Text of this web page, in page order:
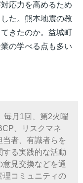
応力を高めるため
た。熊本地震の教
きたのか。益城町
の学べる点も多い
毎月1回、第2火曜
、リスクマネ
者、有識者らを
る実践的な活動
見交換などを通
理コミュニティの